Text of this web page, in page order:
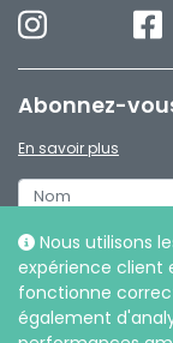
Nous utilisons
expérience client
fonctionne
également
Abonnez-
En savoir plus